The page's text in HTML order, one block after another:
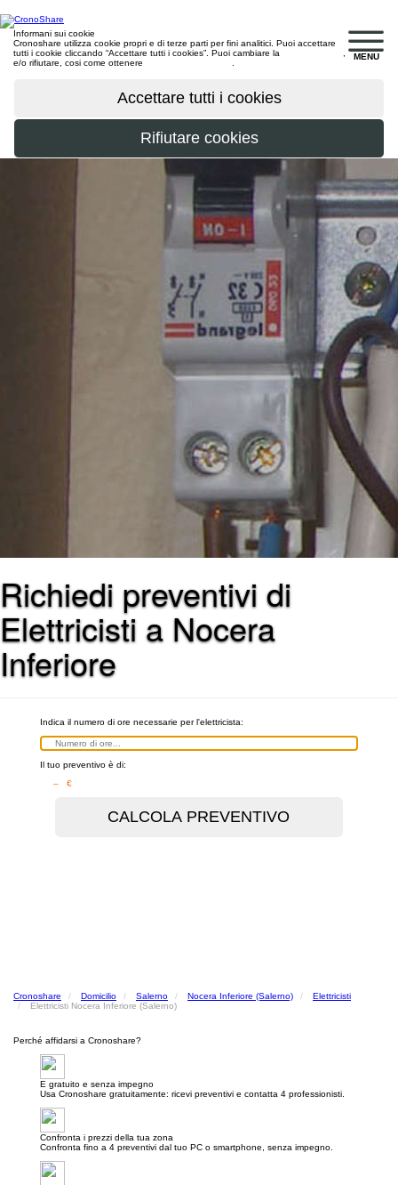
MENU
Informani sui cookie
Cronoshare utilizza cookie propri e di terze parti per fini analitici. Puoi accettare
tutti i cookie cliccando “Accettare tutti i cookies”. Puoi cambiare la
e/o rifiutare, cosi come ottenere
Richiedi preventivi di
Elettricisti a Nocera
Inferiore
Indica il numero di ore necessarie per l'elettricista:
Il tuo preventivo è di:
– €
Cronoshare Domicilio Salerno Nocera Inferiore (Salerno)
Elettricisti
Elettricisti Nocera Inferiore (Salerno)
Perché affidarsi a Cronoshare?
E gratuito e senza impegno
Usa Cronoshare gratuitamente: ricevi preventivi e contatta 4 professionisti.
Confronta i prezzi della tua zona
Confronta fino a 4 preventivi dal tuo PC o smartphone, senza impegno.